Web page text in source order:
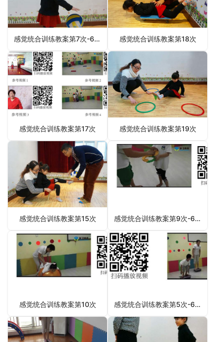
感觉统合训练教案第7次-6月4日更新 感觉统合训练教案第18次
感觉统合训练教案第17次 感觉统合训练教案第19次
感觉统合训练教案第15次 感觉统合训练教案第9次-6月6日更新
感觉统合训练教案第10次 感觉统合训练教案第5次-6月2日更新